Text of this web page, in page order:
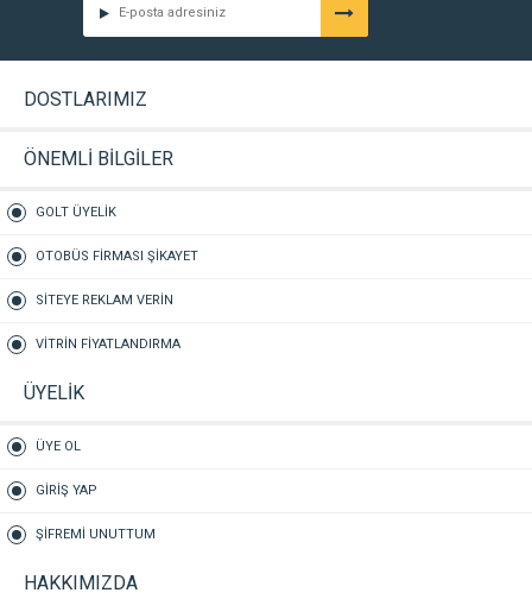
DOSTLARIMIZ
ÖNEMLİ BİLGİLER
GOLT ÜYELİK
OTOBÜS FİRMASI ŞİKAYET
SİTEYE REKLAM VERİN
VİTRİN FİYATLANDIRMA
ÜYELİK
ÜYE OL
GİRİŞ YAP
ŞİFREMİ UNUTTUM
HAKKIMIZDA